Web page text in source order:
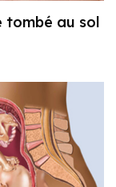
tombé au sol